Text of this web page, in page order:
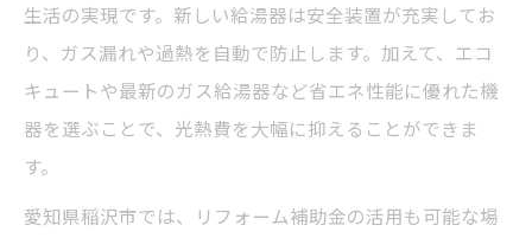
生活の実現です。新しい給湯器は安全装置が充実してお
り、ガス漏れや過熱を自動で防止します。加えて、エコ
キュートや最新のガス給湯器など省エネ性能に優れた機
器を選ぶことで、光熱費を大幅に抑えることができま
す。
愛知県稲沢市では、リフォーム補助金の活用も可能な場